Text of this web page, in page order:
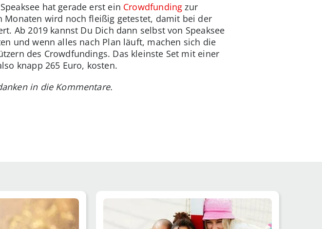
hat gerade erst ein Crowdfunding zur
Monaten wird noch fleißig getestet, damit bei der
Ab 2019 kannst Du Dich dann selbst von Speaksee
und wenn alles nach Plan läuft, machen sich die
des Crowdfundings. Das kleinste Set mit einer
knapp 265 Euro, kosten.
in die Kommentare.